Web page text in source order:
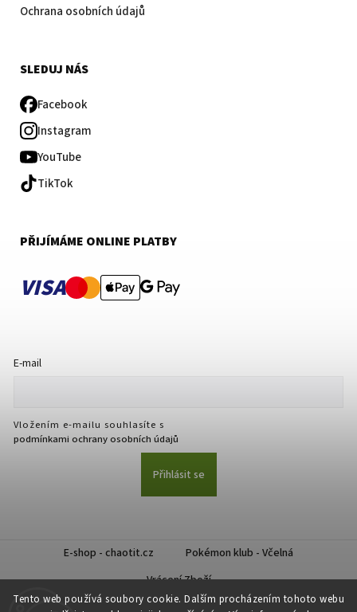
Tento web používá soubory cookie. Dalším procházením tohoto webu
Ochrana osobních údajů
SLEDUJ NÁS
Facebook
Instagram
YouTube
TikTok
PŘIJÍMÁME ONLINE PLATBY
VISA
E-mail
Vložením e-mailu souhlasíte s
podmínkami ochrany osobních údajů
Přihlásit se
E-shop - chaotit.cz
Pokémon klub - Včelná
Vrácení Zboží